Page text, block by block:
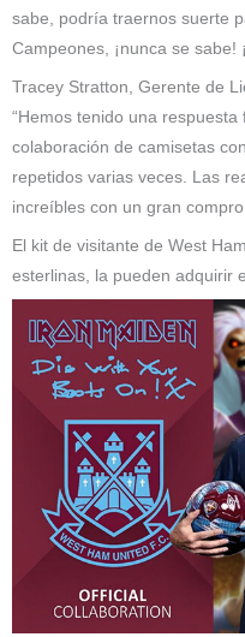
sabe, podría traernos suerte
Campeones, ¡nunca se sabe!
Tracey Stratton, Gerente de
“Hemos tenido una
colaboración de camisetas
repetidos varias veces. Las
increíbles con un gran
El kit de visitante de West
esterlinas, la pueden adquirir